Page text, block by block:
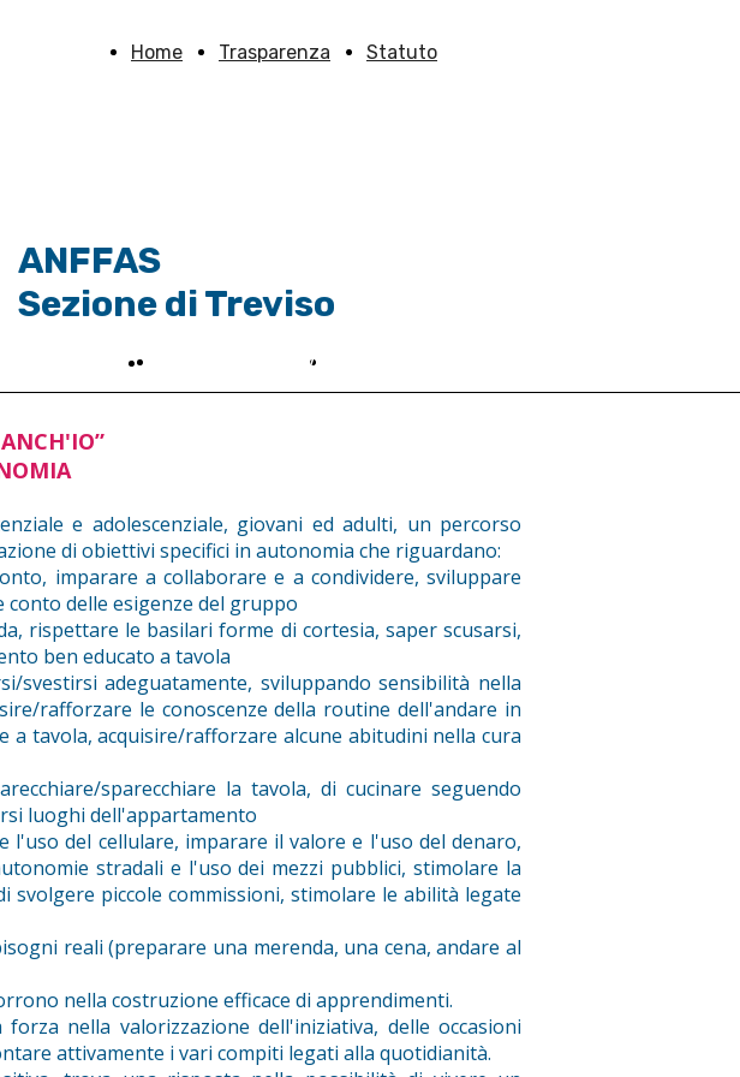
Home Trasparenza Statuto
ANFFAS
Sezione di Treviso
Sostieni Anffas TV
e adolescenziale, giovani ed adulti, un percorso
di obiettivi specifici in autonomia che riguardano:
imparare a collaborare e a condividere, sviluppare
delle esigenze del gruppo
rispettare le basilari forme di cortesia, saper scusarsi,
ben educato a tavola
adeguatamente, sviluppando sensibilità nella
rafforzare le conoscenze della routine dell'andare in
tavola, acquisire/rafforzare alcune abitudini nella cura
sparecchiare la tavola, di cucinare seguendo
luoghi dell'appartamento
l'uso del cellulare, imparare il valore e l'uso del denaro,
stradali e l'uso dei mezzi pubblici, stimolare la
svolgere piccole commissioni, stimolare le abilità legate
reali (preparare una merenda, una cena, andare al
nella costruzione efficace di apprendimenti.
nella valorizzazione dell'iniziativa, delle occasioni
attivamente i vari compiti legati alla quotidianità.